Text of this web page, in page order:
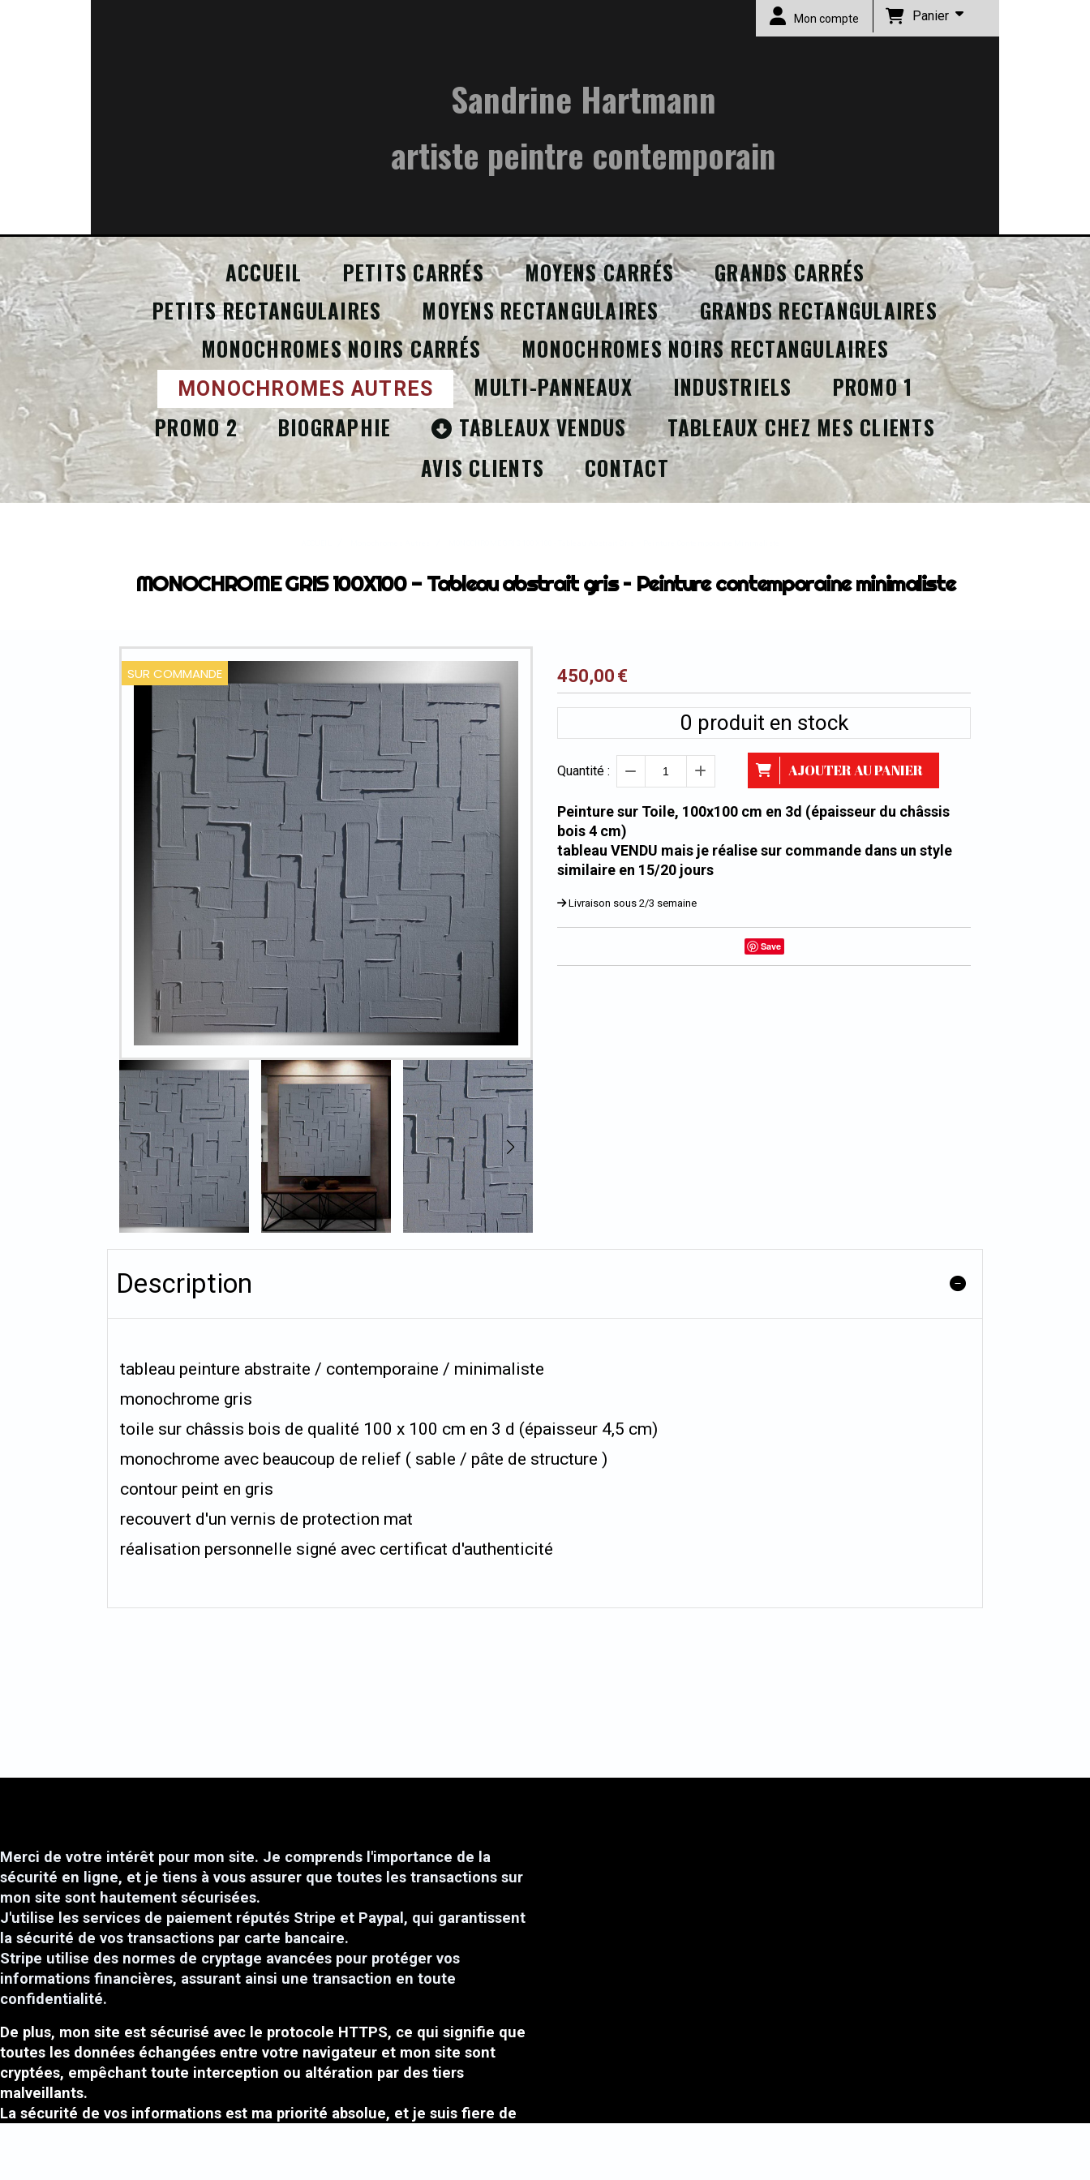
Sandrine Hartmann
artiste peintre contemporain
Mon compte Panier
ACCUEIL PETITS CARRÉS MOYENS CARRÉS
GRANDS CARRÉS
PETITS RECTANGULAIRES
MOYENS RECTANGULAIRES
GRANDS RECTANGULAIRES
MONOCHROMES NOIRS CARRÉS
MONOCHROMES NOIRS RECTANGULAIRES
MONOCHROMES AUTRES MULTI-PANNEAUX INDUSTRIELS
PROMO 1
PROMO 2
BIOGRAPHIE TABLEAUX VENDUS
TABLEAUX CHEZ MES CLIENTS
AVIS CLIENTS
CONTACT
MONOCHROME GRIS 100X100 - Tableau abstrait gris – Peinture contemporaine minimaliste
SUR COMMANDE 450,00 €
0 produit en stock
Quantité : AJOUTER AU PANIER
Peinture sur Toile, 100x100 cm en 3d (épaisseur du châssis
bois 4 cm)
tableau VENDU mais je réalise sur commande dans un style
similaire en 15/20 jours
Livraison sous 2/3 semaine
Save
Description
tableau peinture abstraite / contemporaine / minimaliste
monochrome gris
toile sur châssis bois de qualité 100 x 100 cm en 3 d (épaisseur 4,5 cm)
monochrome avec beaucoup de relief ( sable / pâte de structure )
contour peint en gris
recouvert d'un vernis de protection mat
réalisation personnelle signé avec certificat d'authenticité
Merci de votre intérêt pour mon site. Je comprends l'importance de la
sécurité en ligne, et je tiens à vous assurer que toutes les transactions sur
mon site sont hautement sécurisées.
J'utilise les services de paiement réputés Stripe et Paypal, qui garantissent
la sécurité de vos transactions par carte bancaire.
Stripe utilise des normes de cryptage avancées pour protéger vos
informations financières, assurant ainsi une transaction en toute
confidentialité.
De plus, mon site est sécurisé avec le protocole HTTPS, ce qui signifie que
toutes les données échangées entre votre navigateur et mon site sont
cryptées, empêchant toute interception ou altération par des tiers
malveillants.
La sécurité de vos informations est ma priorité absolue, et je suis fiere de